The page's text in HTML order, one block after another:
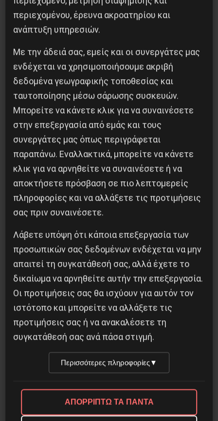
Χωρίς Νεολαία δεν υπάρχει Αλβανία
7 Αυγούστου 2026
Η Eπανάσταση της 19 Ιουλίου 1936 στην
Iσπανία
5 Αυγούστου 2026
περιεχομένου, έρευνα ακροατηρίου και
ανάπτυξη υπηρεσιών.
Με την άδειά σας, εμείς και οι συνεργάτες μας
ενδέχεται να χρησιμοποιήσουμε ακριβή
δεδομένα γεωγραφικής τοποθεσίας και
ταυτοποίησης μέσω σάρωσης συσκευών.
Μπορείτε να κάνετε κλικ για να συναινέσετε
στην επεξεργασία από εμάς και τους
συνεργάτες μας όπως περιγράφεται
παραπάνω. Εναλλακτικά, μπορείτε να κάνετε
κλικ για να αρνηθείτε να συναινέσετε ή να
αποκτήσετε πρόσβαση σε πιο λεπτομερείς
πληροφορίες και να αλλάξετε τις προτιμήσεις
σας πριν συναινέσετε.
Λάβετε υπόψη ότι κάποια επεξεργασία των
προσωπικών σας δεδομένων ενδέχεται να μην
απαιτεί τη συγκατάθεσή σας, αλλά έχετε το
δικαίωμα να αρνηθείτε αυτήν την επεξεργασία.
Οι προτιμήσεις σας θα ισχύουν για αυτόν τον
ιστότοπο και μπορείτε να αλλάξετε τις
προτιμήσεις σας ή να ανακαλέσετε τη
συγκατάθεσή σας ανά πάσα στιγμή.
Περισσότερες πληροφορίες▼
ΑΠΟΡΡΙΠΤΩ ΤΑ ΠΑΝΤΑ